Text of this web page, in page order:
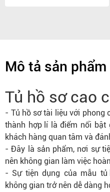
Mô tả sản phẩm
Tủ hồ sơ cao
- Tủ hồ sơtài liệu với phong
thành hợp lílà điểm nổi bật
khách hàng quan tâm và
- Đây là sản phẩm, nơi sự
nên không gian làm việc
- Sự tiện dụng của mẫu tủ
không gian trở nên dễ dàng